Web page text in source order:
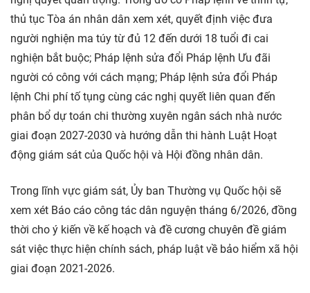
thủ tục Tòa án nhân dân xem xét, quyết định việc đưa
người nghiện ma túy từ đủ 12 đến dưới 18 tuổi đi cai
nghiện bắt buộc; Pháp lệnh sửa đổi Pháp lệnh Ưu đãi
người có công với cách mạng; Pháp lệnh sửa đổi Pháp
lệnh Chi phí tố tụng cùng các nghị quyết liên quan đến
phân bổ dự toán chi thường xuyên ngân sách nhà nước
giai đoạn 2027-2030 và hướng dẫn thi hành Luật Hoạt
động giám sát của Quốc hội và Hội đồng nhân dân.
Trong lĩnh vực giám sát, Ủy ban Thường vụ Quốc hội sẽ
xem xét Báo cáo công tác dân nguyện tháng 6/2026, đồng
thời cho ý kiến về kế hoạch và đề cương chuyên đề giám
sát việc thực hiện chính sách, pháp luật về bảo hiểm xã hội
giai đoạn 2021-2026.